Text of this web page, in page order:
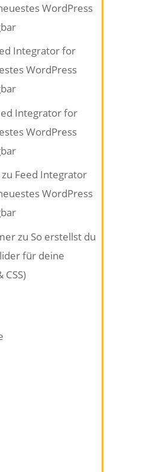
WordPress
Integrator for
WordPress
Integrator for
WordPress
zu Feed Integrator
WordPress
zu So erstellst du
für deine
CSS)